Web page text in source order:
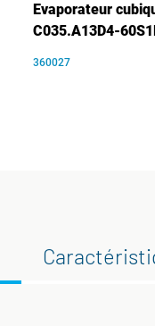
Evaporateur
C035.A13D4-
360027